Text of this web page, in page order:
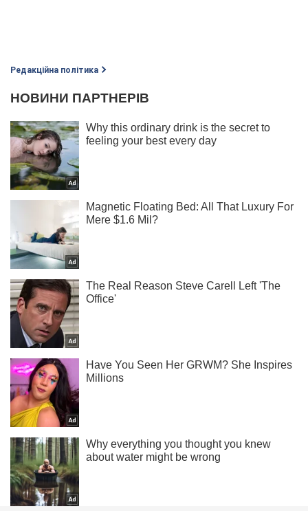
Редакційна політика